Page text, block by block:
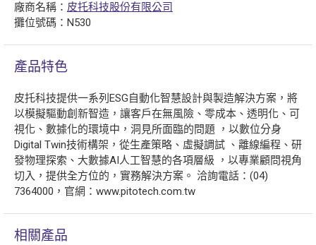
廠商名稱： 皮托科技股份有限公司
攤位號碼：N530
產品特色
皮托科技提供一系列ESG自動化智慧設計與製造解決方案，將
以模擬驅動創新智造，讓客戶在無風險、零成本、透明化、可
視化、數據化的環境中，洞見所面臨的問題 ，以數位分身
Digital Twin技術構架，從生產策略、虛擬調試 、離線編程、研
發物理探索、大數據AI人工智慧的各項層級 ，以專業顧問視角
切入，提供全方位的，實務解決方案。 洽詢電話：(04)
7364000，官網：www.pitotech.com.tw
相關產品